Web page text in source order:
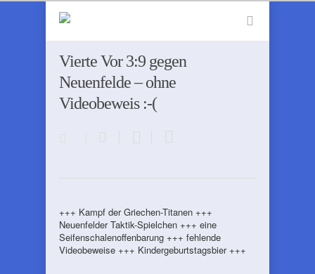
Vierte Vor 3:9 gegen
Neuenfelde – ohne
Videobeweis :-(
+++ Kampf der Griechen-Titanen +++
Neuenfelder Taktik-Spielchen +++ eine
Seifenschalenoffenbarung +++ fehlende
Videobeweise +++ Kindergeburtstagsbier +++